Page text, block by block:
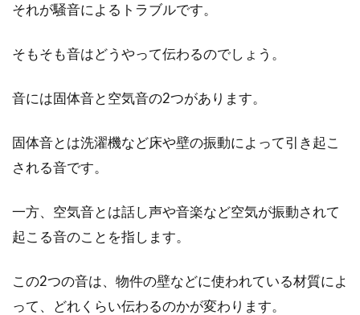
内装に黒を取り入れる！シックでお
に「黒」があります。黒は、インパクトのある
ばいい？原因と対処法は？
や日常生活に欠かせないものとなっており、電
気無しの...
それが騒音によるトラブルです。
そもそも音はどうやって伝わるのでしょう。
音には固体音と空気音の2つがあります。
固体音とは洗濯機など床や壁の振動によって引き起こ
される音です。
一方、空気音とは話し声や音楽など空気が振動されて
起こる音のことを指します。
この2つの音は、物件の壁などに使われている材質によ
って、どれくらい伝わるのかが変わります。